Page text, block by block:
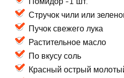
Стручок чили или
Пучок свежего лука
Растительное масло
По вкусу соль
Красный острый